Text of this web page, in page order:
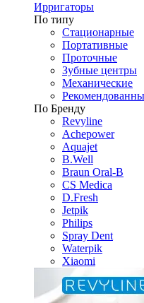
Ирригаторы
По типу
Стационарные
Портативные
Проточные
Зубные центры
Механические
По Бренду
Revyline
Achepower
Aquajet
B.Well
Braun Oral-B
CS Medica
D.Fresh
Jetpik
Philips
Spray Dent
Waterpik
Xiaomi